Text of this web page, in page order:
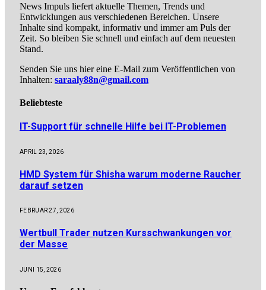
News Impuls liefert aktuelle Themen, Trends und
Entwicklungen aus verschiedenen Bereichen. Unsere
Inhalte sind kompakt, informativ und immer am Puls der
Zeit. So bleiben Sie schnell und einfach auf dem neuesten
Stand.
Senden Sie uns hier eine E-Mail zum Veröffentlichen von
Inhalten: saraaly88n@gmail.com
Beliebteste
IT-Support für schnelle Hilfe bei IT-Problemen
APRIL 23, 2026
HMD System für Shisha warum moderne Raucher
darauf setzen
FEBRUAR 27, 2026
Wertbull Trader nutzen Kursschwankungen vor
der Masse
JUNI 15, 2026